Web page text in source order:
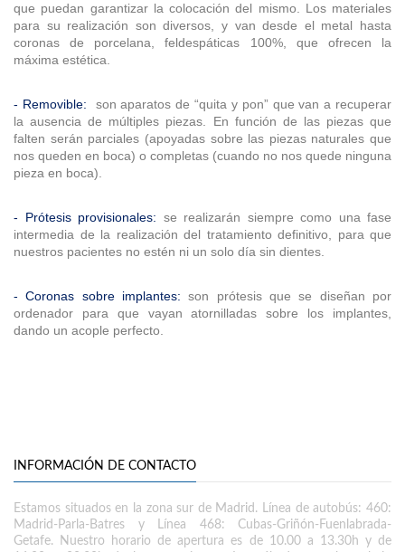
que puedan garantizar la colocación del mismo. Los materiales
para su realización son diversos, y van desde el metal hasta
coronas de porcelana, feldespáticas 100%, que ofrecen la
máxima estética.
- Removible:
son aparatos de “quita y pon” que van a recuperar
la ausencia de múltiples piezas. En función de las piezas que
falten serán parciales (apoyadas sobre las piezas naturales que
nos queden en boca) o completas (cuando no nos quede ninguna
pieza en boca).
- Prótesis provisionales: se realizarán siempre como una fase
intermedia de la realización del tratamiento definitivo, para que
nuestros pacientes no estén ni un solo día sin dientes.
- Coronas sobre implantes: son prótesis que se diseñan por
ordenador para que vayan atornilladas sobre los implantes,
dando un acople perfecto.
INFORMACIÓN DE CONTACTO
Estamos situados en la zona sur de Madrid. Línea de autobús: 460:
Madrid-Parla-Batres y Línea 468: Cubas-Griñón-Fuenlabrada-
Getafe. Nuestro horario de apertura es de 10.00 a 13.30h y de